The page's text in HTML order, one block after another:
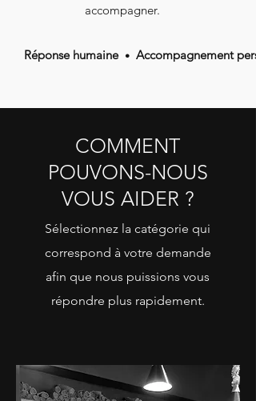
accompagner.
Réponse humaine •Accompagnement
COMMENT
POUVONS-NOUS
VOUS AIDER ?
Sélectionnez la catégorie qui
correspond à votre demande
afin que nous puissions vous
répondre plus rapidement.